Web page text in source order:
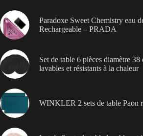
Paradoxe Sweet Chemistry eau
Rechargeable – PRADA
Set de table 6 pièces diamètre
lavables et résistants à la chaleur
WINKLER 2 sets de table Paon